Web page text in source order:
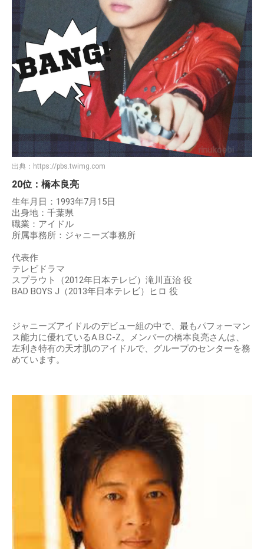
出典： https://pbs.twimg.com
20位：橋本良亮
生年月日：1993年7月15日
出身地：千葉県
職業：アイドル
所属事務所：ジャニーズ事務所
代表作
テレビドラマ
スプラウト（2012年日本テレビ）滝川直治 役
BAD BOYS J（2013年日本テレビ）ヒロ 役
ジャニーズアイドルのデビュー組の中で、最もパフォーマン
ス能力に優れているA.B.C-Z。メンバーの橋本良亮さんは、
左利き特有の天才肌のアイドルで、グループのセンターを務
めています。